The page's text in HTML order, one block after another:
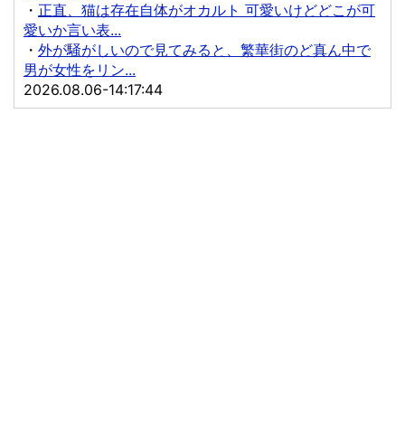
・ 正直、猫は存在自体がオカルト 可愛いけどどこが可
愛いか言い表...
・ 外が騒がしいので見てみると、繁華街のど真ん中で
男が女性をリン...
2026.08.06-14:17:44